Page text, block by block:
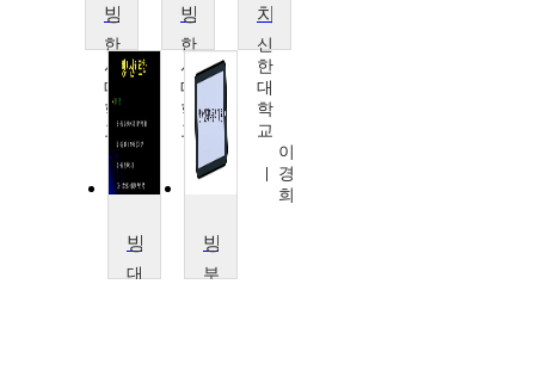
한
서
대
학
교
김
기
복
한
서
대
학
교
기
신
한
대
학
교
이
경
희
대
부